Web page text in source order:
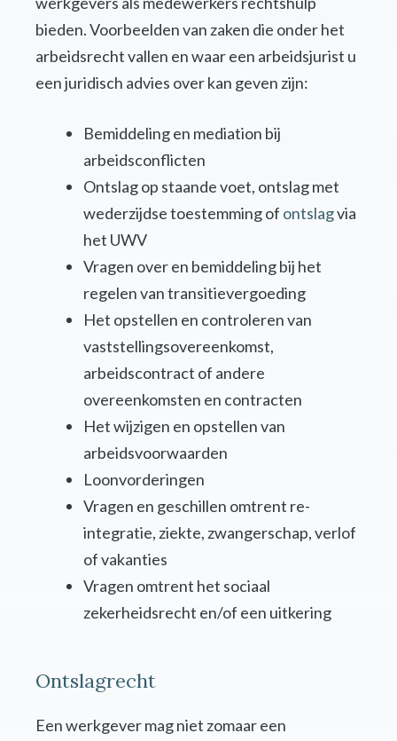
bieden. Voorbeelden van zaken die onder het
arbeidsrecht vallen en waar een arbeidsjurist u
een juridisch advies over kan geven zijn:
Bemiddeling en mediation bij
arbeidsconflicten
Ontslag op staande voet, ontslag met
wederzijdse toestemming of ontslagvia
het UWV
Vragen over en bemiddeling bij het
regelen van transitievergoeding
Het opstellen en controleren van
vaststellingsovereenkomst,
arbeidscontract of andere
overeenkomsten en contracten
Het wijzigen en opstellen van
arbeidsvoorwaarden
Loonvorderingen
Vragen en geschillen omtrent re-
integratie, ziekte, zwangerschap, verlof
of vakanties
Vragen omtrent het sociaal
zekerheidsrecht en/of een uitkering
Ontslagrecht
Een werkgever mag niet zomaar een